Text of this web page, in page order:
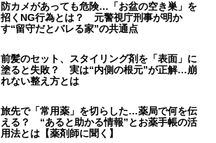
防カメがあっても危険…「お盆の空き巣」を
招くNG行為とは？ 元警視庁刑事が明か
す“留守だとバレる家”の共通点
前髪のセット、スタイリング剤を「表面」に
塗ると失敗？ 実は“内側の根元”が正解…崩
れない整え方とは
旅先で「常用薬」を切らした…薬局で何を伝
える？ “あると助かる情報”とお薬手帳の活
用法とは【薬剤師に聞く】